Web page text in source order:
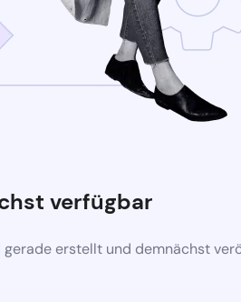
verfügbar
gerade erstellt und demnächst